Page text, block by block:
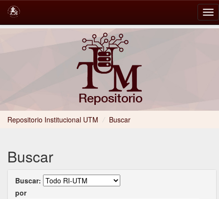
Repositorio Institucional UTM / Buscar
Buscar
Buscar:
por